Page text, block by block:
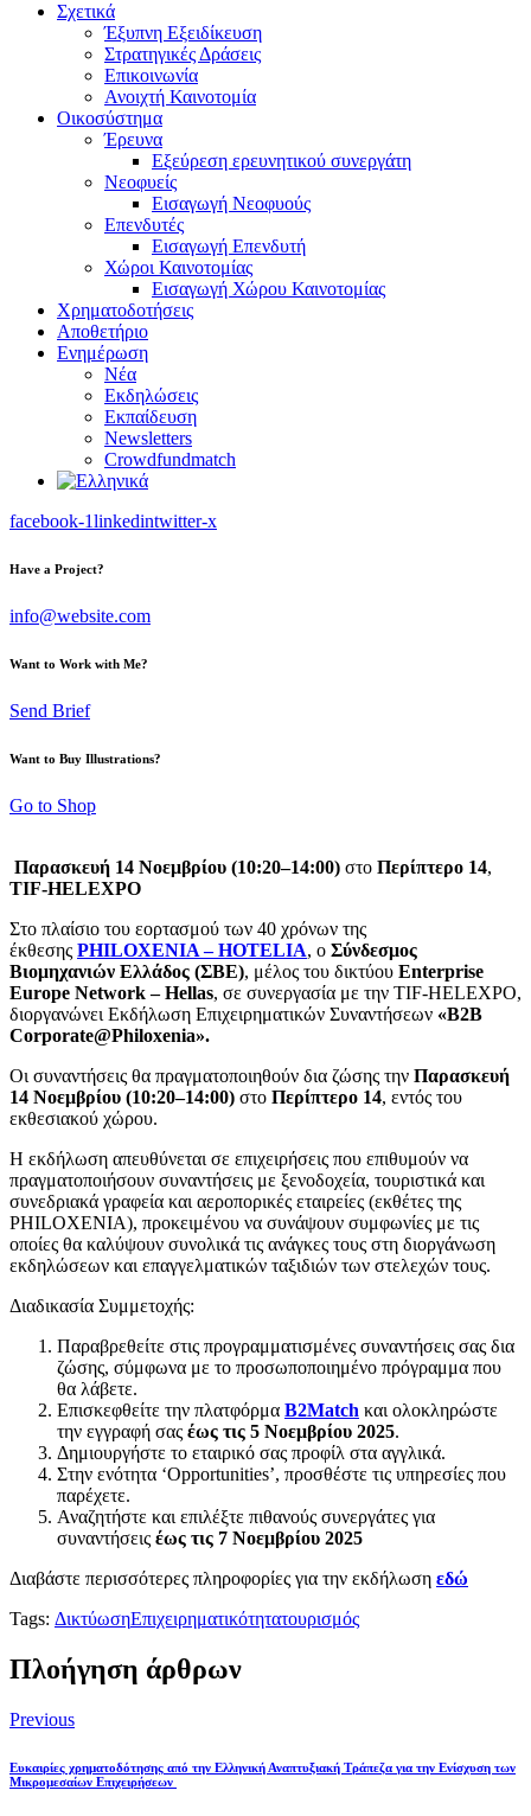
Σχετικά
Έξυπνη Εξειδίκευση
Στρατηγικές Δράσεις
Επικοινωνία
Ανοιχτή Καινοτομία
Οικοσύστημα
Έρευνα
Εξεύρεση ερευνητικού συνεργάτη
Νεοφυείς
Εισαγωγή Νεοφυούς
Επενδυτές
Εισαγωγή Επενδυτή
Χώροι Καινοτομίας
Εισαγωγή Χώρου Καινοτομίας
Χρηματοδοτήσεις
Αποθετήριο
Ενημέρωση
Νέα
Εκδηλώσεις
Εκπαίδευση
Newsletters
Crowdfundmatch
facebook-1linkedintwitter-x
Have a Project?
info@website.com
Want to Work with Me?
Send Brief
Want to Buy Illustrations?
Go to Shop
Παρασκευή 14 Νοεμβρίου (10:20–14:00) στο Περίπτερο 14,
TIF-HELEXPO
Στο πλαίσιο του εορτασμού των 40 χρόνων της
έκθεσης PHILOXENIA – HOTELIA, ο Σύνδεσμος
Βιομηχανιών Ελλάδος (ΣΒΕ), μέλος του δικτύου Enterprise
Europe Network–Hellas, σε συνεργασία με την TIF-HELEXPO,
διοργανώνει Εκδήλωση Επιχειρηματικών Συναντήσεων «B2B
Corporate@Philoxenia».
Οι συναντήσεις θα πραγματοποιηθούν δια ζώσης την Παρασκευή
14 Νοεμβρίου (10:20–14:00) στο Περίπτερο 14, εντός του
εκθεσιακού χώρου.
Η εκδήλωση απευθύνεται σε επιχειρήσεις που επιθυμούν να
πραγματοποιήσουν συναντήσεις με ξενοδοχεία, τουριστικά και
συνεδριακά γραφεία και αεροπορικές εταιρείες (εκθέτες της
PHILOXENIA), προκειμένου να συνάψουν συμφωνίες με τις
οποίες θα καλύψουν συνολικά τις ανάγκες τους στη διοργάνωση
εκδηλώσεων και επαγγελματικών ταξιδιών των στελεχών τους.
Διαδικασία Συμμετοχής:
Παραβρεθείτε στις προγραμματισμένες συναντήσεις σας δια
ζώσης, σύμφωνα με το προσωποποιημένο πρόγραμμα που
θα λάβετε.
Επισκεφθείτε την πλατφόρμα B2Match και ολοκληρώστε
την εγγραφή σας έως τις 5 Νοεμβρίου 2025.
Δημιουργήστε το εταιρικό σας προφίλ στα αγγλικά.
Στην ενότητα ‘Opportunities’, προσθέστε τις υπηρεσίες που
παρέχετε.
Αναζητήστε και επιλέξτε πιθανούς συνεργάτες για
συναντήσεις έως τις 7 Νοεμβρίου 2025
Διαβάστε περισσότερες πληροφορίες για την εκδήλωση εδώ
Tags: ΔικτύωσηΕπιχειρηματικότητατουρισμός
Πλοήγηση άρθρων
Previous
Ευκαιρίες χρηματοδότησης από την Ελληνική Αναπτυξιακή Τράπεζα για την Ενίσχυση των
Μικρομεσαίων Επιχειρήσεων